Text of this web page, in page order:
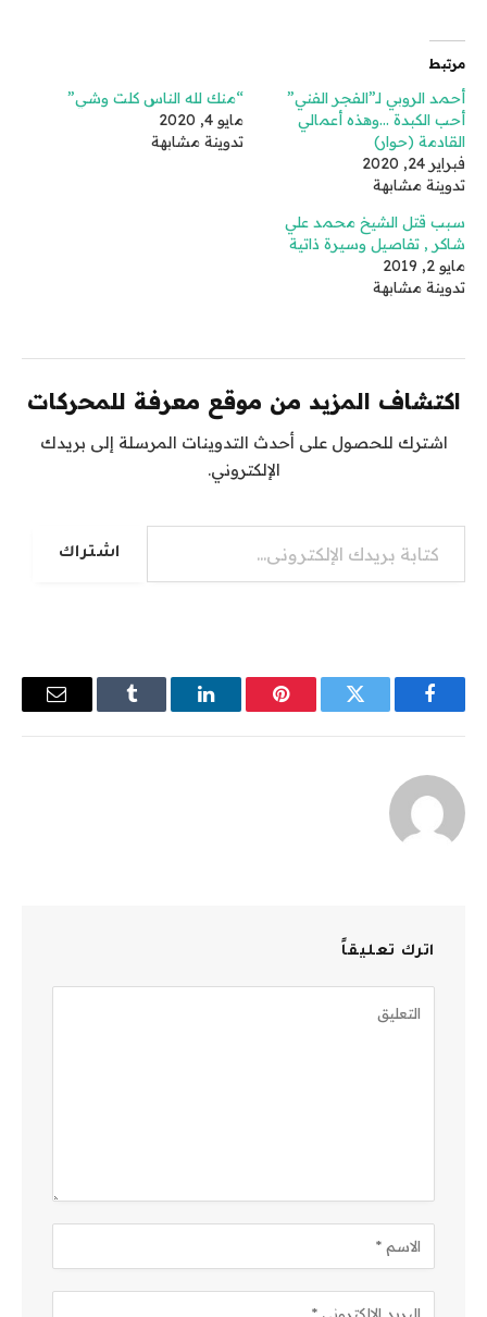
مرتبط
أحمد الروبي لـ”الفجر الفني”
أحب الكبدة …وهذه أعمالي
القادمة (حوار)
فبراير 24, 2020
تدوينة مشابهة
“منك لله الناس كلت وشي”
مايو 4, 2020
تدوينة مشابهة
سبب قتل الشيخ محمد علي
شاكر , تفاصيل وسيرة ذاتية
مايو 2, 2019
تدوينة مشابهة
اكتشاف المزيد من موقع معرفة للمحركات
اشترك للحصول على أحدث التدوينات المرسلة إلى بريدك
الإلكتروني.
كتابة بريدك الإلكتروني...
اشتراك
فيسبوك تويتر بينتيريستلينكدإن Tumblr
البريد
اترك تعليقاً